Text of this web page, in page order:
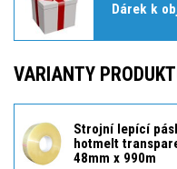
Dárek k
VARIANTY
Strojní lepící
hotmelt
48mm x 990m